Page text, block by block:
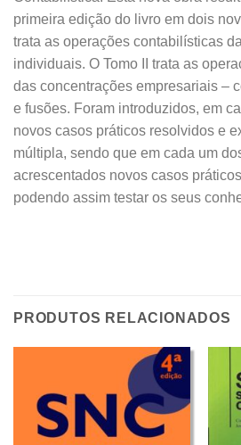
primeira edição do livro em dois
trata as operações contabilísticas
individuais. O Tomo II trata as
das concentrações empresariais –
e fusões. Foram introduzidos, em
novos casos práticos resolvidos e
múltipla, sendo que em cada um
acrescentados novos casos
podendo assim testar os seus
PRODUTOS RELACIONADOS